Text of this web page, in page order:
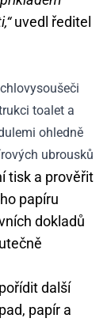
uvedl ředitel
toalet a
ohledně
ubrousků
tisk a prověřit
papíru
dokladů
další
papír a